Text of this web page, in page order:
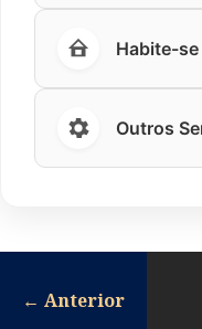
Habite-se
Outros
← Anterior